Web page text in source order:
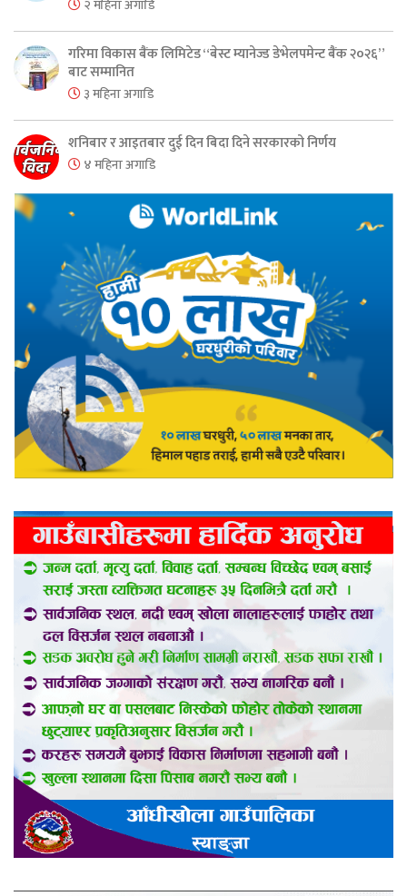
२ महिना अगाडि
गरिमा विकास बैंक लिमिटेड “बेस्ट म्यानेज्ड डेभेलपमेन्ट बैंक २०२६”
बाट सम्मानित
३ महिना अगाडि
शनिबार र आइतबार दुई दिन बिदा दिने सरकारको निर्णय
४ महिना अगाडि